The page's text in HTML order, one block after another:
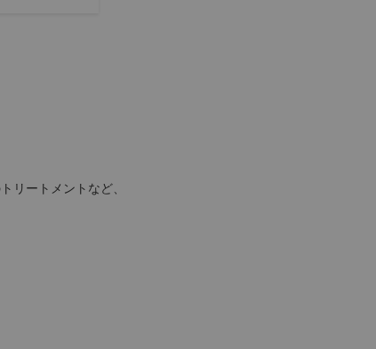
カフェ タト
リートメントなど、